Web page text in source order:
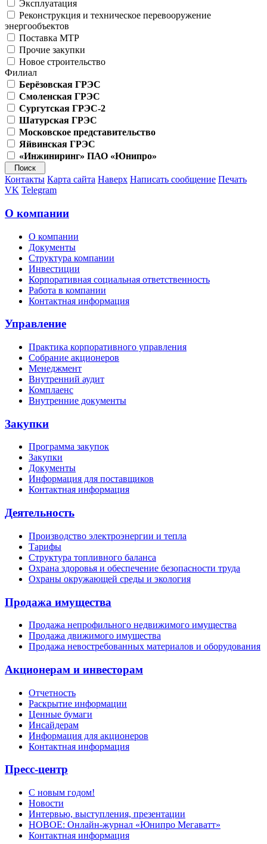
Эксплуатация
Реконструкция и техническое перевооружение
энергообъектов
Поставка МТР
Прочие закупки
Новое строительство
Филиал
Берёзовская ГРЭС
Смоленская ГРЭС
Сургутская ГРЭС-2
Шатурская ГРЭС
Московское представительство
Яйвинская ГРЭС
«Инжиниринг» ПАО «Юнипро»
Контакты Карта сайта Наверх Написать сообщение Печать
VK Telegram
О компании
О компании
Документы
Структура компании
Инвестиции
Корпоративная социальная ответственность
Работа в компании
Контактная информация
Управление
Практика корпоративного управления
Собрание акционеров
Менеджмент
Внутренний аудит
Комплаенс
Внутренние документы
Закупки
Программа закупок
Закупки
Документы
Информация для поставщиков
Контактная информация
Деятельность
Производство электроэнергии и тепла
Тарифы
Структура топливного баланса
Охрана здоровья и обеспечение безопасности труда
Охраны окружающей среды и экология
Продажа имущества
Продажа непрофильного недвижимого имущества
Продажа движимого имущества
Продажа невостребованных материалов и оборудования
Акционерам и инвесторам
Отчетность
Раскрытие информации
Ценные бумаги
Инсайдерам
Информация для акционеров
Контактная информация
Пресс-центр
С новым годом!
Новости
Интервью, выступления, презентации
НОВОЕ: Онлайн-журнал «Юнипро Мегаватт»
Контактная информация